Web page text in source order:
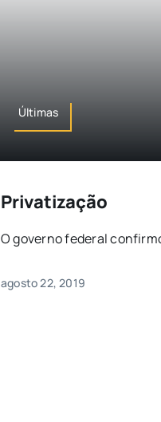
Últimas
Privatização
O governo federal
agosto 22, 2019